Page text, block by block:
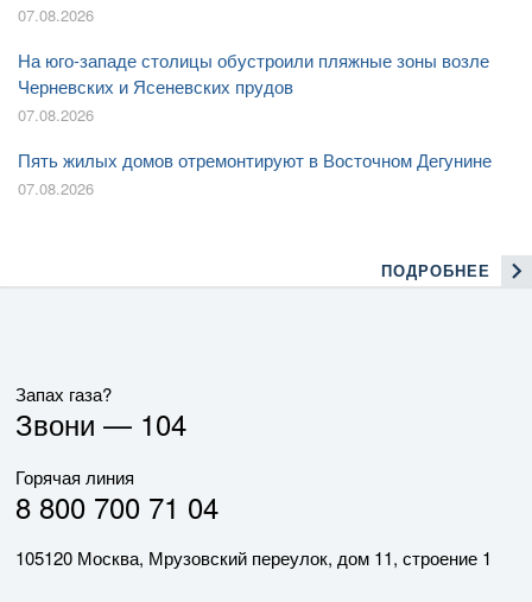
07.08.2026
На юго-западе столицы обустроили пляжные зоны возле
Черневских и Ясеневских прудов
07.08.2026
Пять жилых домов отремонтируют в Восточном Дегунине
07.08.2026
ПОДРОБНЕЕ
Запах газа?
Звони — 104
Горячая линия
8 800 700 71 04
105120 Москва, Мрузовский переулок, дом 11, строение 1